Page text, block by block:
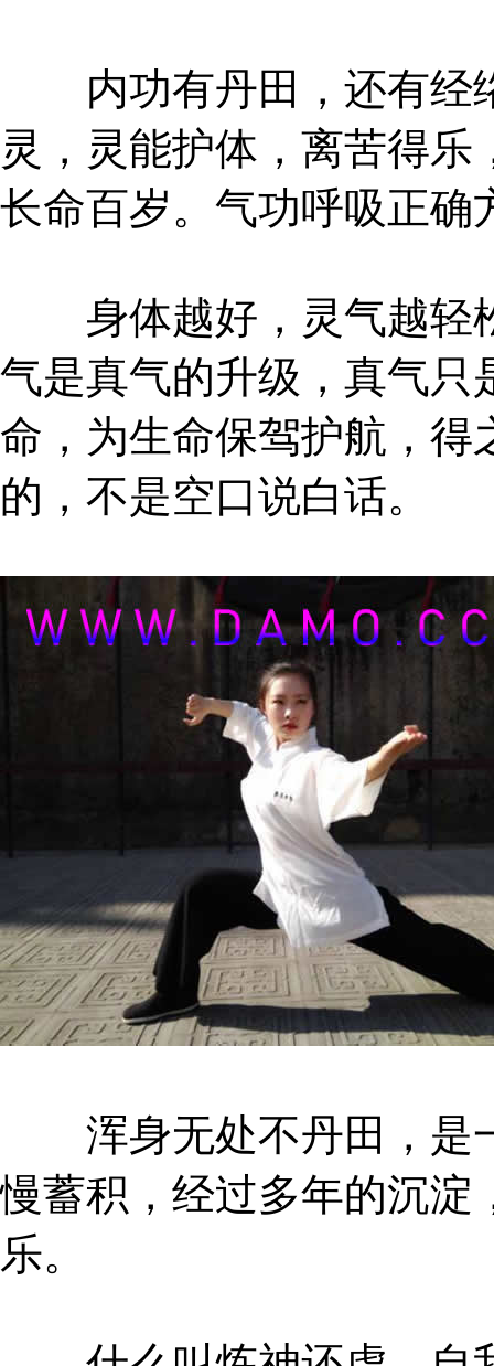
内功有丹田，还有经
灵，灵能护体，离苦得
长命百岁。气功呼吸正确
身体越好，灵气越轻
气是真气的升级，真气只
命，为生命保驾护航，得
的，不是空口说白话。
浑身无处不丹田，是
慢蓄积，经过多年的沉淀
乐。